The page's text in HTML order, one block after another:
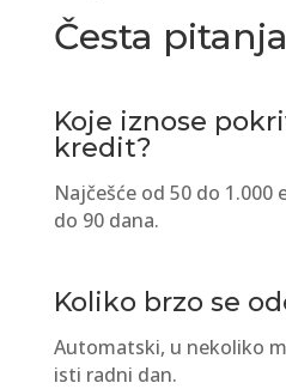
Česta pitanja
Koje iznose
kredit?
Najčešće od 50 do 1.000
do 90 dana.
Koliko brzo se
Automatski, u nekoliko
isti radni dan.